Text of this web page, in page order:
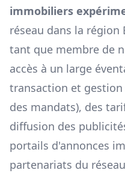
immobiliers
réseau dans la région
tant que membre de
accès à un large
transaction et
des mandats), des
diffusion des
portails d'annonces
partenariats du